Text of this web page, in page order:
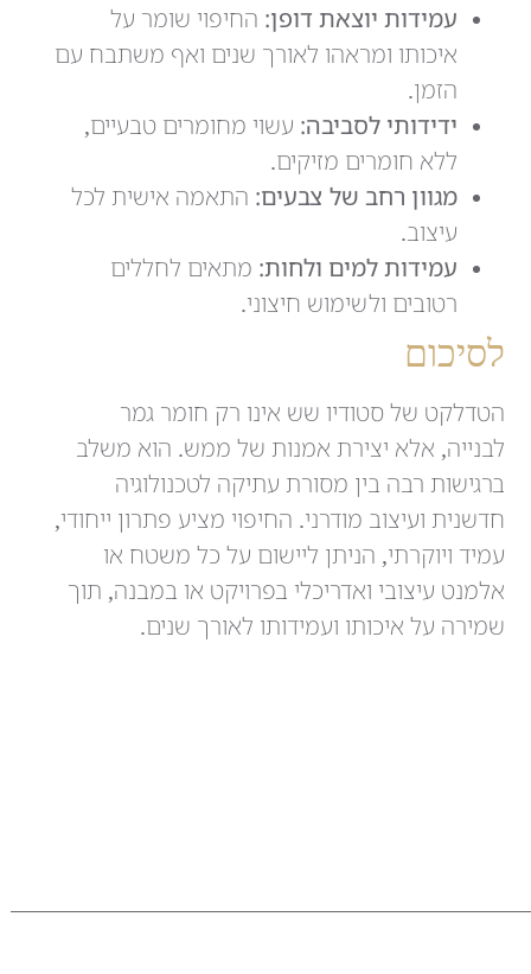
עמידות יוצאת דופן: החיפוי שומר על
איכותו ומראהו לאורך שנים ואף משתבח עם
הזמן.
ידידותי לסביבה: עשוי מחומרים טבעיים,
ללא חומרים מזיקים.
מגוון רחב של צבעים: התאמה אישית לכל
עיצוב.
עמידות למים ולחות: מתאים לחללים
רטובים ולשימוש חיצוני.
לסיכום
הטדלקט של סטודיו שש אינו רק חומר גמר
לבנייה, אלא יצירת אמנות של ממש. הוא משלב
ברגישות רבה בין מסורת עתיקה לטכנולוגיה
חדשנית ועיצוב מודרני. החיפוי מציע פתרון ייחודי,
עמיד ויוקרתי, הניתן ליישום על כל משטח או
אלמנט עיצובי ואדריכלי בפרויקט או במבנה, תוך
שמירה על איכותו ועמידותו לאורך שנים.